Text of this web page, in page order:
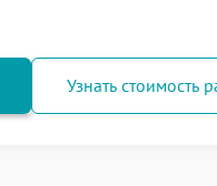
Узнать стоимость